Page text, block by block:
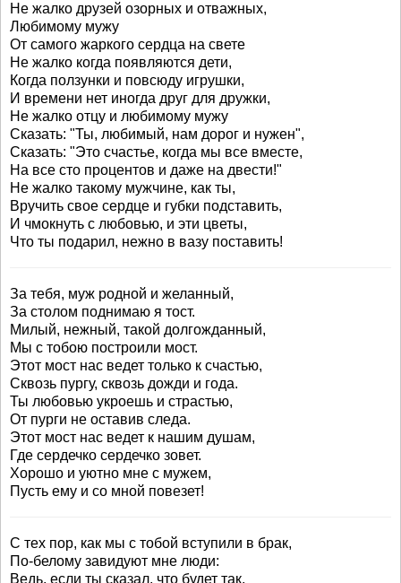
Не жалко друзей озорных и отважных,
Любимому мужу
От самого жаркого сердца на свете
Не жалко когда появляются дети,
Когда ползунки и повсюду игрушки,
И времени нет иногда друг для дружки,
Не жалко отцу и любимому мужу
Сказать: "Ты, любимый, нам дорог и нужен",
Сказать: "Это счастье, когда мы все вместе,
На все сто процентов и даже на двести!"
Не жалко такому мужчине, как ты,
Вручить свое сердце и губки подставить,
И чмокнуть с любовью, и эти цветы,
Что ты подарил, нежно в вазу поставить!
За тебя, муж родной и желанный,
За столом поднимаю я тост.
Милый, нежный, такой долгожданный,
Мы с тобою построили мост.
Этот мост нас ведет только к счастью,
Сквозь пургу, сквозь дожди и года.
Ты любовью укроешь и страстью,
От пурги не оставив следа.
Этот мост нас ведет к нашим душам,
Где сердечко сердечко зовет.
Хорошо и уютно мне с мужем,
Пусть ему и со мной повезет!
С тех пор, как мы с тобой вступили в брак,
По-белому завидуют мне люди:
Ведь, если ты сказал, что будет так,